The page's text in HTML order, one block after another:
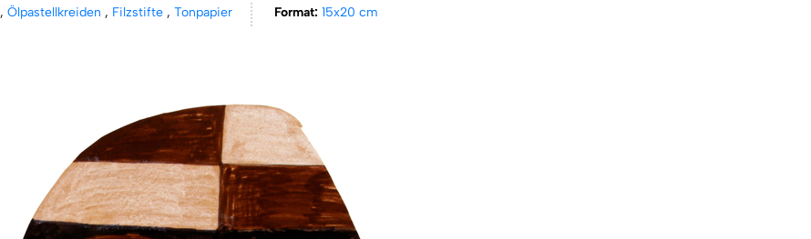
,Ölpastellkreiden , Filzstifte ,Tonpapier Format:15x20 cm